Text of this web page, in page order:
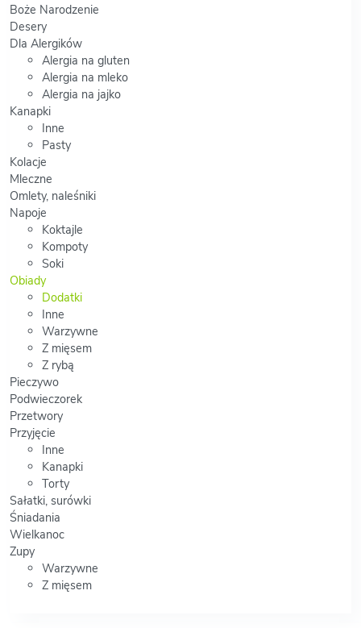
Boże Narodzenie
Desery
Dla Alergików
Alergia na gluten
Alergia na mleko
Alergia na jajko
Kanapki
Inne
Pasty
Kolacje
Mleczne
Omlety, naleśniki
Napoje
Koktajle
Kompoty
Soki
Obiady
Dodatki
Inne
Warzywne
Z mięsem
Z rybą
Pieczywo
Podwieczorek
Przetwory
Przyjęcie
Inne
Kanapki
Torty
Sałatki, surówki
Śniadania
Wielkanoc
Zupy
Warzywne
Z mięsem